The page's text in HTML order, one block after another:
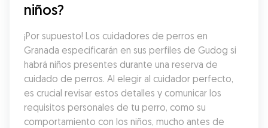
niños?
¡Por supuesto! Los cuidadores de perros en
Granada especificarán en sus perfiles de Gudog si
habrá niños presentes durante una reserva de
cuidado de perros. Al elegir al cuidador perfecto,
es crucial revisar estos detalles y comunicar los
requisitos personales de tu perro, como su
comportamiento con los niños, mucho antes de